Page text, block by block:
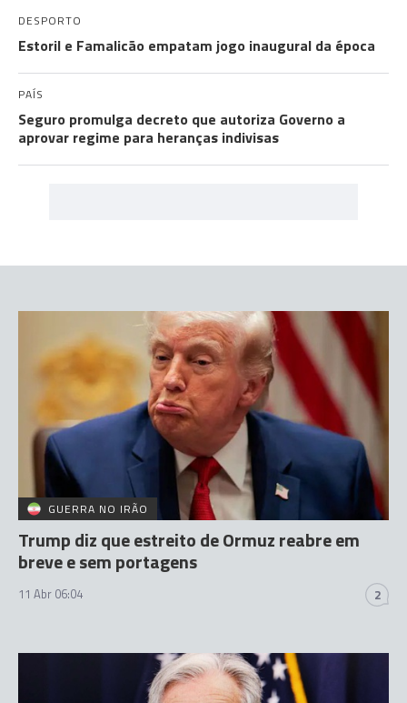
DESPORTO
Estoril e Famalicão empatam jogo inaugural da época
PAÍS
Seguro promulga decreto que autoriza Governo a
aprovar regime para heranças indivisas
GUERRA NO IRÃO
Trump diz que estreito de Ormuz reabre em
breve e sem portagens
11 Abr 06:04 2